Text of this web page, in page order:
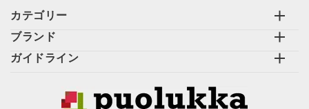
カテゴリー
ブランド
ガイドライン